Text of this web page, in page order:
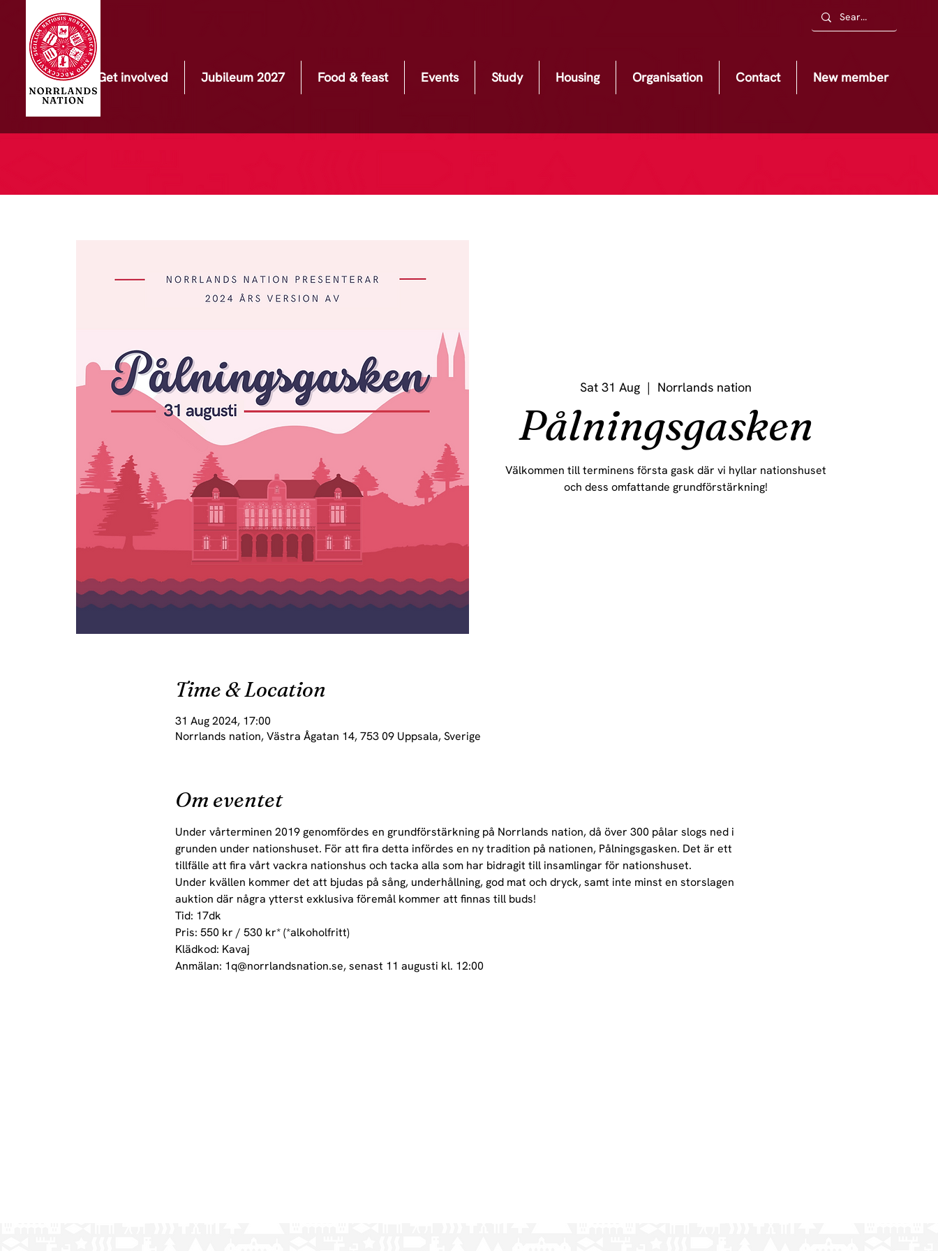
Get involved Jubileum 2027 Food & feast Events Study Housing Organisation Contact New member
Sat 31 Aug
  |
Norrlands nation
Pålningsgasken
Välkommen till terminens första gask där vi hyllar nationshuset
och dess omfattande grundförstärkning!
Time & Location
31 Aug 2024, 17:00
Norrlands nation, Västra Ågatan 14, 753 09 Uppsala, Sverige
Om eventet
Under vårterminen 2019 genomfördes en grundförstärkning på Norrlands nation, då över 300 pålar slogs ned i
grunden under nationshuset. För att fira detta infördes en ny tradition på nationen, Pålningsgasken. Det är ett
tillfälle att fira vårt vackra nationshus och tacka alla som har bidragit till insamlingar för nationshuset.
Under kvällen kommer det att bjudas på sång, underhållning, god mat och dryck, samt inte minst en storslagen
auktion där några ytterst exklusiva föremål kommer att finnas till buds!
Tid: 17dk
Pris: 550 kr / 530 kr* (*alkoholfritt)
Klädkod: Kavaj
Anmälan: 1q@norrlandsnation.se, senast 11 augusti kl. 12:00